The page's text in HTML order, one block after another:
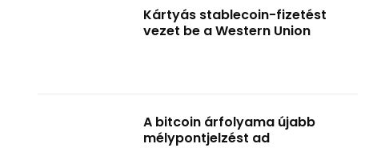
Kártyás stablecoin-fizetést
vezet be a Western Union
A bitcoin árfolyama újabb
mélypontjelzést ad